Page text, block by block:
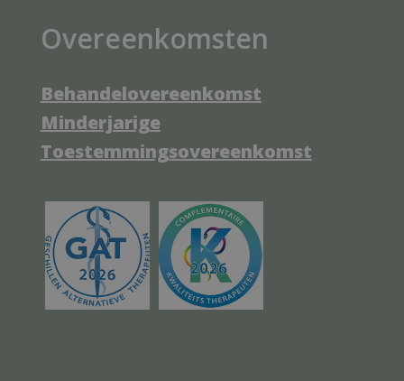
Overeenkomsten
Behandelovereenkomst
Minderjarige
Toestemmingsovereenkomst